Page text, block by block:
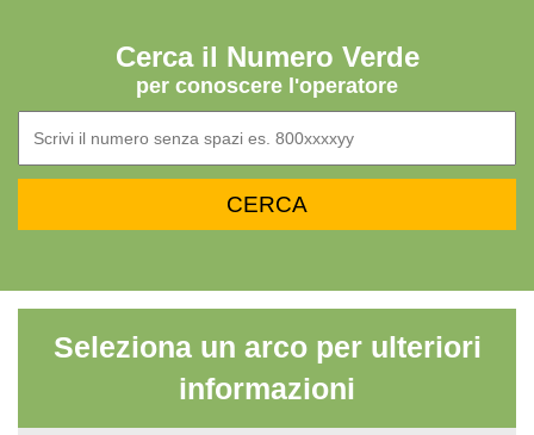
Cerca il Numero Verde
per conoscere l'operatore
Seleziona un arco per ulteriori
informazioni